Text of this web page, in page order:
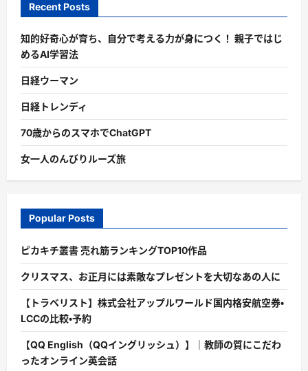
Recent Posts
知的好奇心が育ち、自分で考える力が身につく！ 親子ではじ
めるAI学習法
日経ウーマン
日経トレンディ
70歳からのスマホでChatGPT
女一人のんびりルーズ旅
Popular Posts
ピカキチ叢書 売れ筋ランキングTOP10作品
クリスマス、お正月には素敵なプレゼントを大切なあの人に
【トラベリスト】株式会社アップルワールド国内格安航空券・
LCCの比較・予約
【QQ English（QQイングリッシュ）】｜教師の質にこだわ
ったオンライン英会話